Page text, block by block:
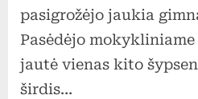
pasigrožėjo jaukia
Pasėdėjo
jautė vienas kito
širdis…